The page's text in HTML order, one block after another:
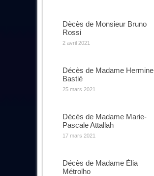
Dècès de Monsieur Bruno
Rossi
2 avril 2021
Décès de Madame Hermine
Bastié
25 mars 2021
Décès de Madame Marie-
Pascale Attallah
17 mars 2021
Décès de Madame Élia
Métrolho